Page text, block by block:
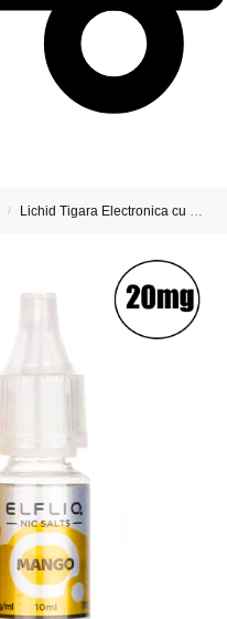
/ Lichid Tigara Electronica cu Nicotina